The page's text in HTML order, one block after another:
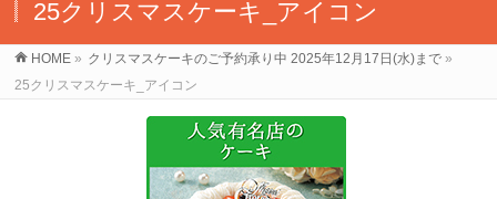
25クリスマスケーキ_アイコン
HOME » クリスマスケーキのご予約承り中 2025年12月17日(水)まで »
25クリスマスケーキ_アイコン